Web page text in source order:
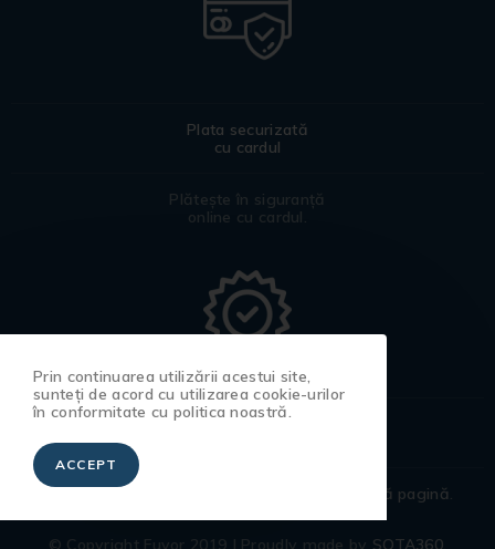
Plata securizată
cu cardul
Plătește în siguranță
online cu cardul.
Certificat
Pentru a afla toate detaliile accesează această pagină.
© Copyright Fuyor 2019 | Proudly made by SOTA360.
Prin continuarea utilizării acestui site,
sunteți de acord cu utilizarea cookie-urilor
în conformitate cu politica noastră.
ACCEPT